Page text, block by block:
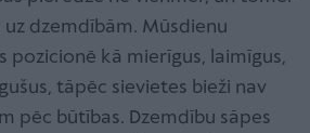
dzemdībām. Mūsdienu
pozicionē kā mierīgus, laimīgus,
tāpēc sievietes bieži nav
pēc būtības. Dzemdību sāpes